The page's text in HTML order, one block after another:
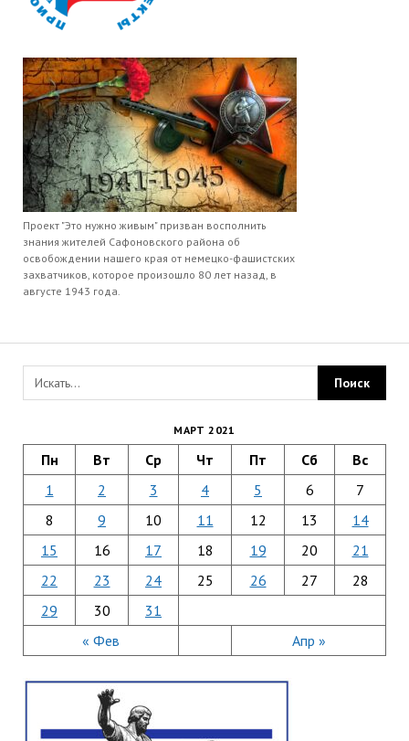
Проект "Это нужно живым" призван восполнить
знания жителей Сафоновского района об
освобождении нашего края от немецко-фашистских
захватчиков, которое произошло 80 лет назад, в
августе 1943 года.
МАРТ 2021
Пн Вт Ср Чт Пт Сб Вс
« Фев Апр »
1 2 3 4 5 6
7
8
9 10 11 12 13
14
15
16 17 18 19 20
21
22
23 24 25 26 27
28
29
30 31